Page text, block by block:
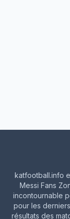
katfootball.info
Messi Fans
incontournable
pour les
résultats des